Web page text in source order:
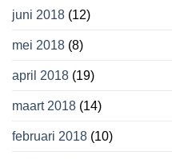
juni 2018 (12)
mei 2018 (8)
april 2018 (19)
maart 2018 (14)
februari 2018 (10)